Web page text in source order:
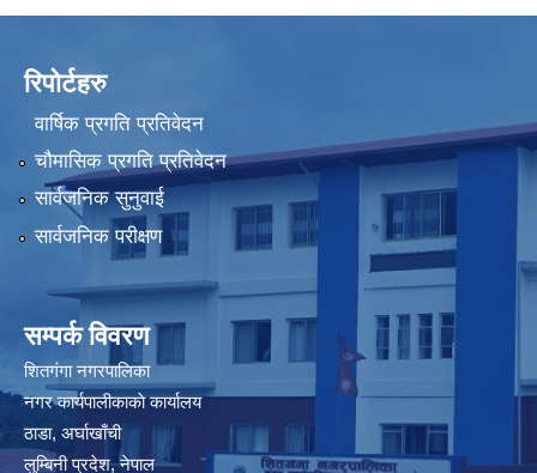
रिपोर्टहरु
वार्षिक प्रगति प्रतिवेदन
चौमासिक प्रगति प्रतिवेदन
सार्वजनिक सुनुवाई
सार्वजनिक परीक्षण
सम्पर्क विवरण
शितगंगा नगरपालिका
नगर कार्यपालीकाकाे कार्यालय
ठाडा, अर्घाखाँची
लुम्बिनी प्रदेश, नेपाल